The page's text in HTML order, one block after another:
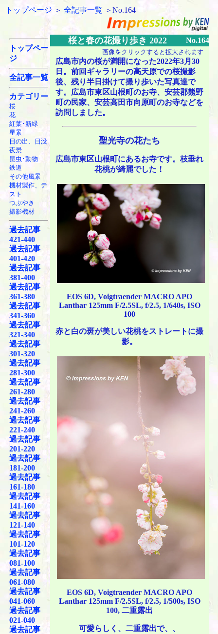
トップページ ＞ 全記事一覧 ＞No.164
トップペー
ジ
全記事一覧
カテゴリー
桜
花
紅葉･新緑
星景
日の出、日没
夜景
昆虫･動物
鉄道
その他風景
機材製作、テ
スト
つぶやき
撮影機材
過去記事
421-440
過去記事
401-420
過去記事
381-400
過去記事
361-380
過去記事
341-360
過去記事
321-340
過去記事
301-320
過去記事
281-300
過去記事
261-280
過去記事
241-260
過去記事
221-240
過去記事
201-220
過去記事
181-200
過去記事
161-180
過去記事
141-160
過去記事
121-140
過去記事
101-120
過去記事
081-100
過去記事
061-080
過去記事
041-060
過去記事
021-040
過去記事
桜と春の花撮り歩き 2022 No.164
画像をクリックすると拡大されます
広島市内の桜が満開になった2022年3月30
日。前回ギャラリーの高天原での桜撮影
後、残り半日掛けて撮り歩いた写真達で
す。広島市東区山根町のお寺、安芸郡熊野
町の民家、安芸高田市向原町のお寺などを
訪問しました。
聖光寺の花たち
広島市東区山根町にあるお寺です。枝垂れ
花桃が綺麗でした！
EOS 6D, Voigtraender MACRO APO
Lanthar 125mm F/2.5SL, f/2.5, 1/640s, ISO
100
赤と白の斑が美しい花桃をストレートに撮
影。
EOS 6D, Voigtraender MACRO APO
Lanthar 125mm F/2.5SL, f/2.5, 1/500s, ISO
100, 二重露出
可愛らしく、二重露出で、、